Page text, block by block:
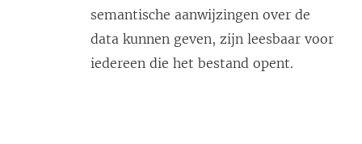
semantische aanwijzingen over de
data kunnen geven, zijn leesbaar voor
iedereen die het bestand opent.